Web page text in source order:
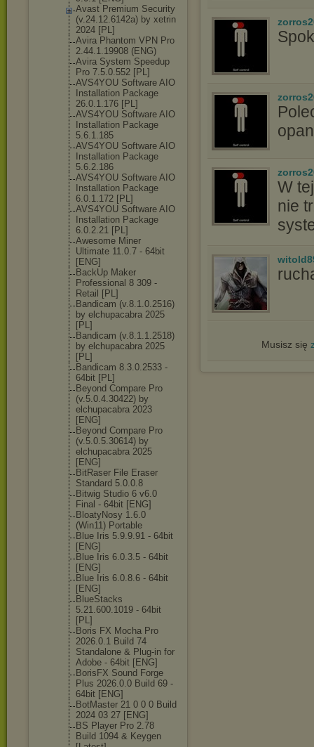
Avast Premium Security
(v.24.12.6142а) by xetrin
2024 [PL]
Avira Phantom VPN Pro
2.44.1.19908 (ENG)
Avira System Speedup
Pro 7.5.0.552 [PL]
AVS4YOU Software AIO
Installation Package
26.0.1.176 [PL]
AVS4YOU Software AIO
Installation Package
5.6.1.185
AVS4YOU Software AIO
Installation Package
5.6.2.186
AVS4YOU Software AIO
Installation Package
6.0.1.172 [PL]
AVS4YOU Software AIO
Installation Package
6.0.2.21 [PL]
Awesome Miner
Ultimate 11.0.7 - 64bit
[ENG]
BackUp Maker
Professional 8 309 -
Retail [PL]
Bandicam (v.8.1.0.2516)
by elchupacabra 2025
[PL]
Bandicam (v.8.1.1.2518)
by elchupacabra 2025
[PL]
Bandicam 8.3.0.2533 -
64bit [PL]
Beyond Compare Pro
(v.5.0.4.30422) by
elchupacabra 2023
[ENG]
Beyond Compare Pro
(v.5.0.5.30614) by
elchupacabra 2025
[ENG]
BitRaser File Eraser
Standard 5.0.0.8
Bitwig Studio 6 v6.0
Final - 64bit [ENG]
BloatyNosy 1.6.0
(Win11) Portable
Blue Iris 5.9.9.91 - 64bit
[ENG]
Blue Iris 6.0.3.5 - 64bit
[ENG]
Blue Iris 6.0.8.6 - 64bit
[ENG]
BlueStacks
5.21.600.1019 - 64bit
[PL]
Boris FX Mocha Pro
2026.0.1 Build 74
Standalone & Plug-in for
Adobe - 64bit [ENG]
BorisFX Sound Forge
Plus 2026.0.0 Build 69 -
64bit [ENG]
BotMaster 21 0 0 0 Build
2024 03 27 [ENG]
BS Player Pro 2.78
Build 1094 & Keygen
W
nie
Musisz się